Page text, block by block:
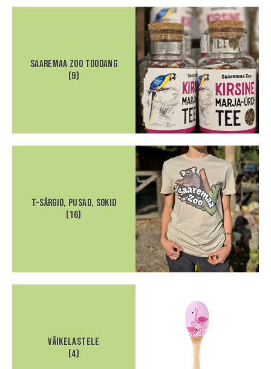
Saaremaa Zoo toodang
(9)
T-särgid, pusad, sokid
(16)
Väikelastele
(4)